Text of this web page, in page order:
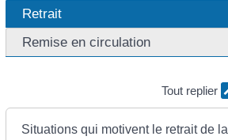
Retrait
Remise en circulation
Tout replier
Situations qui motivent le retrait de la